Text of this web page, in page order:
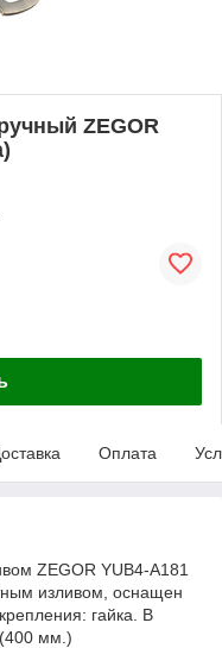
ZEGOR
Оплата
ZEGOR YUB4-A181
изливом, оснащен
гайка. В
(400 мм.)